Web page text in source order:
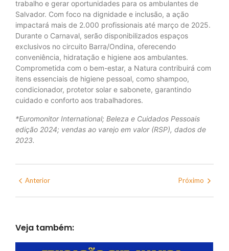
trabalho e gerar oportunidades para os ambulantes de
Salvador. Com foco na dignidade e inclusão, a ação
impactará mais de 2.000 profissionais até março de 2025.
Durante o Carnaval, serão disponibilizados espaços
exclusivos no circuito Barra/Ondina, oferecendo
conveniência, hidratação e higiene aos ambulantes.
Comprometida com o bem-estar, a Natura contribuirá com
itens essenciais de higiene pessoal, como shampoo,
condicionador, protetor solar e sabonete, garantindo
cuidado e conforto aos trabalhadores.
*Euromonitor International; Beleza e Cuidados Pessoais
edição 2024; vendas ao varejo em valor (RSP), dados de
2023.
Anterior Próximo
Veja também: